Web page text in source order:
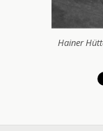
Hainer